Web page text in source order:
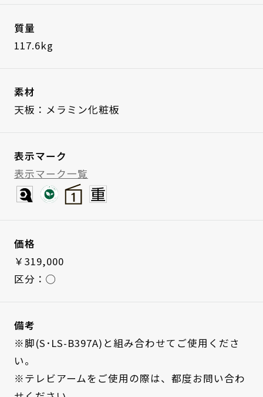
質量
117.6kg
素材
天板：メラミン化粧板
表示マーク
表示マーク一覧
価格
￥319,000
区分：◯
備考
※脚(S･LS-B397A)と組み合わせてご使用くださ
い。
※テレビアームをご使用の際は、都度お問い合わ